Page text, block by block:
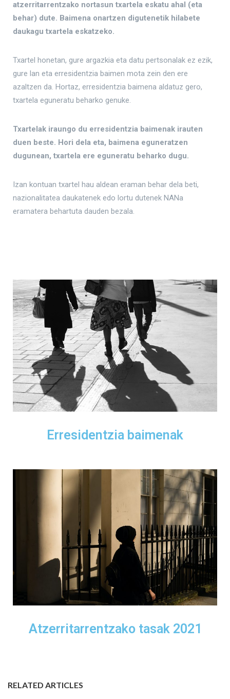
atzerritarrentzako nortasun txartela eskatu ahal (eta
behar) dute. Baimena onartzen digutenetik hilabete
daukagu txartela eskatzeko.
Txartel honetan, gure argazkia eta datu pertsonalak ez ezik,
gure lan eta erresidentzia baimen mota zein den ere
azaltzen da. Hortaz, erresidentzia baimena aldatuz gero,
txartela eguneratu beharko genuke.
Txartelak iraungo du erresidentzia baimenak irauten
duen beste. Hori dela eta, baimena eguneratzen
dugunean, txartela ere eguneratu beharko dugu.
Izan kontuan txartel hau aldean eraman behar dela beti,
nazionalitatea daukatenek edo lortu dutenek NANa
eramatera behartuta dauden bezala.
Erresidentzia baimenak
Atzerritarrentzako tasak 2021
RELATED ARTICLES